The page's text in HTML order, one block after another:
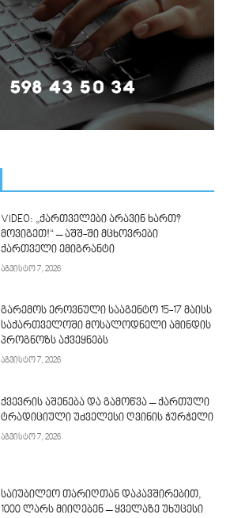
VIDEO: „ქართველები არავინ ხართ?
მოვიგეთ!“ – აშშ-ში მცხოვრები
ქართველი ემიგრანტი
აგვისტო 7, 2026
გარემოს ეროვნული სააგენტო 15-17 მაისს
საქართველოში მოსალოდნელი ამინდის
პროგნოზს აქვეყნებს
აგვისტო 7, 2026
ქვევრის აშენება და გამოწვა – ქართული
ტრადიციული უძველესი ღვინის ჭურჭელი
აგვისტო 7, 2026
საიუბილეო თარიღთან დაკავშირებით,
1000 ლარს მიიღებენ – ყველაზე უხუცესი